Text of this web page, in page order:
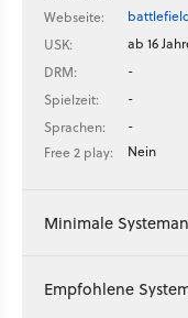
Webseite:
USK:
ab 16
DRM:
-
Spielzeit:
-
Sprachen:
-
Free 2 play:
Nein
Minimale
Empfohlene